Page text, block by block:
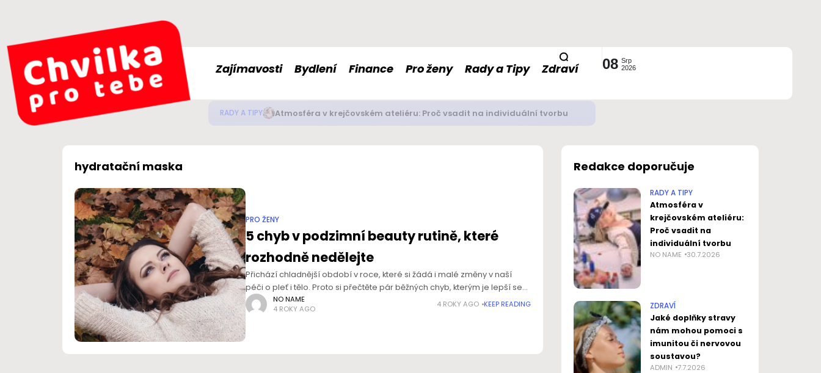
Zajímavosti Bydlení Finance Pro ženy Rady a Tipy Zdraví 08 Srp
2026
ZDRAVÍ Jaké doplňky stravy nám mohou pomoci s imunitou či nervovou soustavou?
hydratační maska
PRO ŽENY
5 chyb v podzimní beauty rutině, které
rozhodně nedělejte
Přichází chladnější období v roce, které si žádá i malé změny v naší
péči o pleť i tělo. Proto si přečtěte pár běžných chyb, kterým je lepší se
vyvarovat a
NO NAME
4 ROKY AGO
4 ROKY AGO KEEP READING
Redakce doporučuje
RADY A TIPY
Atmosféra v
krejčovském ateliéru:
Proč vsadit na
individuální tvorbu
NO NAME 30.7.2026
ZDRAVÍ
Jaké doplňky stravy
nám mohou pomoci s
imunitou či nervovou
soustavou?
ADMIN 7.7.2026